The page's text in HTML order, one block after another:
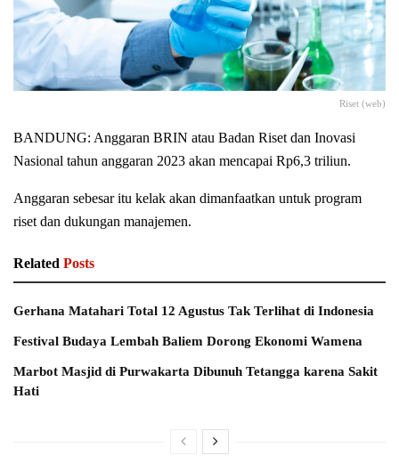
Riset (web)
BANDUNG: Anggaran BRIN atau Badan Riset dan Inovasi
Nasional tahun anggaran 2023 akan mencapai Rp6,3 triliun.
Anggaran sebesar itu kelak akan dimanfaatkan untuk program
riset dan dukungan manajemen.
Related Posts
Gerhana Matahari Total 12 Agustus Tak Terlihat di Indonesia
Festival Budaya Lembah Baliem Dorong Ekonomi Wamena
Marbot Masjid di Purwakarta Dibunuh Tetangga karena Sakit
Hati